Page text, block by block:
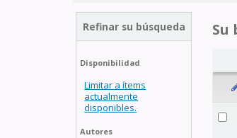
Refinar su búsqueda
Disponibilidad
Limitar a ítems
actualmente
disponibles.
Autores
Su